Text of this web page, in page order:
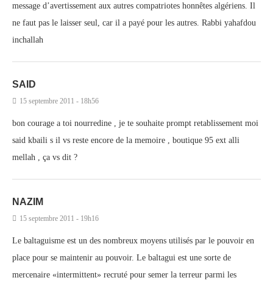
message d’avertissement aux autres compatriotes honnêtes algériens. Il
ne faut pas le laisser seul, car il a payé pour les autres. Rabbi yahafdou
inchallah
SAID
15 septembre 2011 - 18h56
bon courage a toi nourredine , je te souhaite prompt retablissement moi
said kbaili s il vs reste encore de la memoire , boutique 95 ext alli
mellah , ça vs dit ?
NAZIM
15 septembre 2011 - 19h16
Le baltaguisme est un des nombreux moyens utilisés par le pouvoir en
place pour se maintenir au pouvoir. Le baltagui est une sorte de
mercenaire «intermittent» recruté pour semer la terreur parmi les